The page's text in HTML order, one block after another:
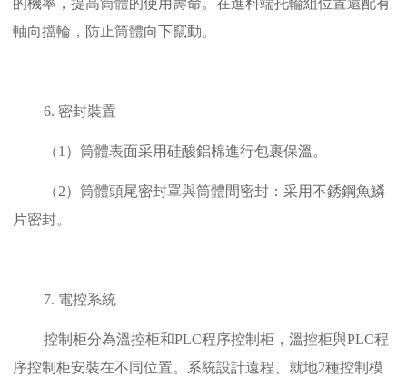
的機率，提高筒體的使用壽命。在進料端托輪組位置還配有
軸向擋輪，防止筒體向下竄動。
6. 密封裝置
（1）筒體表面采用硅酸鋁棉進行包裹保溫。
（2）筒體頭尾密封罩與筒體間密封：采用不銹鋼魚鱗
片密封。
7. 電控系統
控制柜分為溫控柜和PLC程序控制柜，溫控柜與PLC程
序控制柜安裝在不同位置。系統設計遠程、就地2種控制模